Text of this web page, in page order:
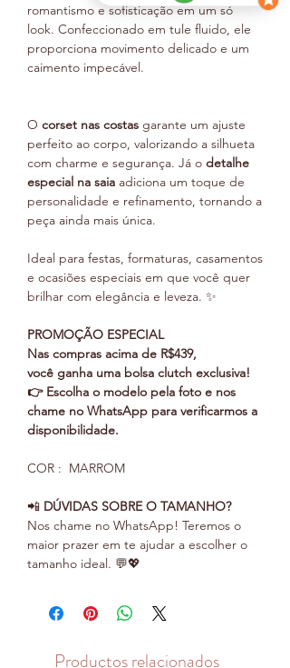
romantismo e sofisticação em um só
look. Confeccionado em tule fluido, ele
proporciona movimento delicado e um
caimento impecável.
O corset nas costas garante um ajuste
perfeito ao corpo, valorizando a silhueta
com charme e segurança. Já o detalhe
especial na saia adiciona um toque de
personalidade e refinamento, tornando a
peça ainda mais única.
Ideal para festas, formaturas, casamentos
e ocasiões especiais em que você quer
brilhar com elegância e leveza. ✨
PROMOÇÃO ESPECIAL
Nas compras acima de R$439,
você ganha uma bolsa clutch exclusiva!
👉 Escolha o modelo pela foto e nos
chame no WhatsApp para verificarmos a
disponibilidade.
COR : MARROM
📲 DÚVIDAS SOBRE O TAMANHO?
Nos chame no WhatsApp! Teremos o
maior prazer em te ajudar a escolher o
tamanho ideal. 💬💖
Productos relacionados